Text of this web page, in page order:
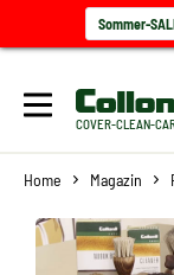
Sommer-
COVER-CLEAN-
Home Magazin